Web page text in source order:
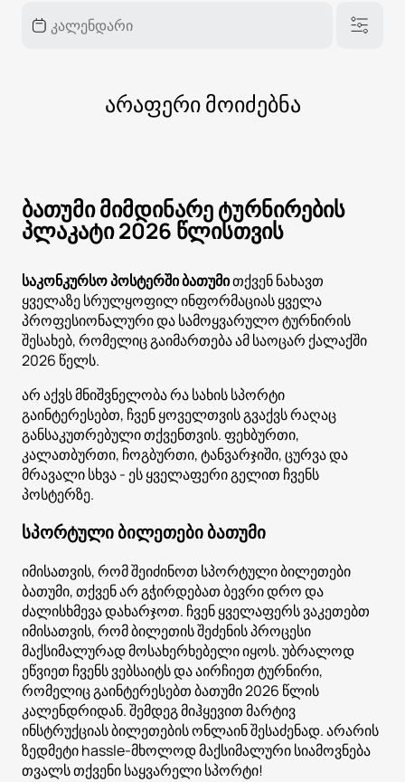
არაფერი მოიძებნა
ბათუმი მიმდინარე ტურნირების
პლაკატი 2026 წლისთვის
საკონკურსო პოსტერში ბათუმითქვენ ნახავთ
ყველაზე სრულყოფილ ინფორმაციას ყველა
პროფესიონალური და სამოყვარულო ტურნირის
შესახებ, რომელიც გაიმართება ამ საოცარ ქალაქში
2026 წელს.
არ აქვს მნიშვნელობა რა სახის სპორტი
გაინტერესებთ, ჩვენ ყოველთვის გვაქვს რაღაც
განსაკუთრებული თქვენთვის. ფეხბურთი,
კალათბურთი, ჩოგბურთი, ტანვარჯიში, ცურვა და
მრავალი სხვა - ეს ყველაფერი გელით ჩვენს
პოსტერზე.
სპორტული ბილეთები ბათუმი
იმისათვის, რომ შეიძინოთ სპორტული ბილეთები
ბათუმი, თქვენ არ გჭირდებათ ბევრი დრო და
ძალისხმევა დახარჯოთ. ჩვენ ყველაფერს ვაკეთებთ
იმისათვის, რომ ბილეთის შეძენის პროცესი
მაქსიმალურად მოსახერხებელი იყოს. უბრალოდ
ეწვიეთ ჩვენს ვებსაიტს და აირჩიეთ ტურნირი,
რომელიც გაინტერესებთ ბათუმი 2026 წლის
კალენდრიდან. შემდეგ მიჰყევით მარტივ
ინსტრუქციას ბილეთების ონლაინ შესაძენად. არარის
ზედმეტი hassle-მხოლოდ მაქსიმალური სიამოვნება
თვალს თქვენი საყვარელი სპორტი!